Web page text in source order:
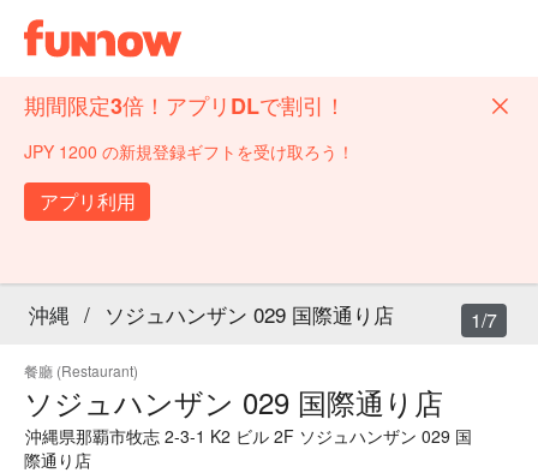
期間限定3倍！アプリDLで割引！
JPY 1200 の新規登録ギフトを受け取ろう！
アプリ利用
沖縄 / ソジュハンザン 029 国際通り店
餐廳 (Restaurant)
ソジュハンザン 029 国際通り店
沖縄県那覇市牧志 2-3-1 K2 ビル 2F ソジュハンザン 029 国
際通り店
1/7